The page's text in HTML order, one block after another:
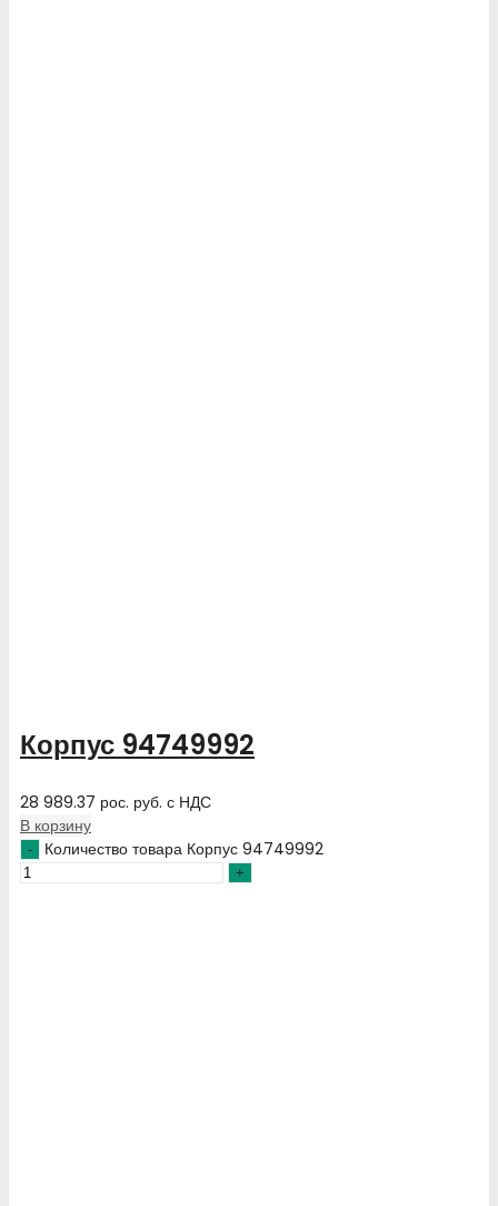
Корпус 94749992
28 989.37 рос. руб. с НДС
В корзину
Количество товара Корпус 94749992